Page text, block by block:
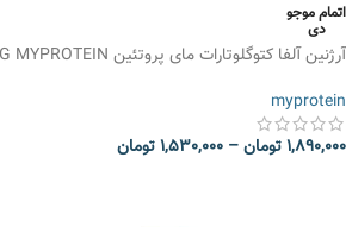
اتمام موجو
دی
آرژنین آلفا کتوگلوتارات مای پروتئین AAKG MYPROTEIN
myprotein
1,890,000تومان–
1,530,000تومان